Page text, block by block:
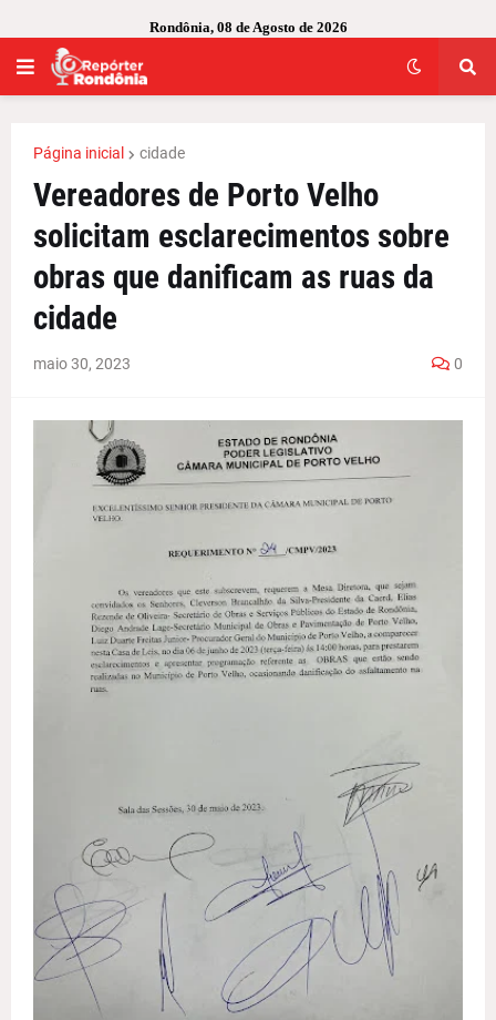
Rondônia, 08 de Agosto de 2026
Página inicial cidade
Vereadores de Porto Velho
solicitam esclarecimentos sobre
obras que danificam as ruas da
cidade
maio 30, 2023 0